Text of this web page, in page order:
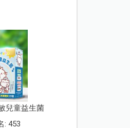
兒童益生菌
: 453